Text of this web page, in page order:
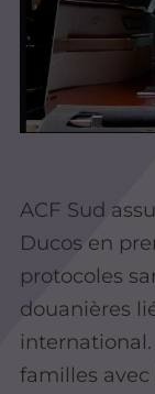
ACF Sud
Ducos en
protocoles
douanières
familles